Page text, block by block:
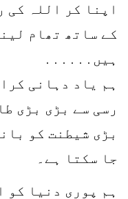
اپنا کر اللہ کی
کے ساتھ تھام
ہیں․․․․․․
ہم یاد دہانی
رسی سے بڑی بڑی
بڑی شیطنت کو
جا سکتا ہے۔
ہم پوری دنیا کو